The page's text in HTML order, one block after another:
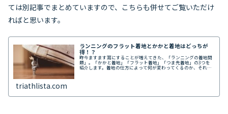
ては別記事でまとめていますので、こちらも併せてご覧いただけ
ればと思います。
ランニングのフラット着地とかかと着地はどっちが
得！？
昨今ますます耳にすることが増えてきた、「ランニングの着地問
題」。「かかと着地」「フラット着地」「つま先着地」の3つを
紹介します。着地の仕方によって何が変わってくるのか、それぞ
triathlista.com